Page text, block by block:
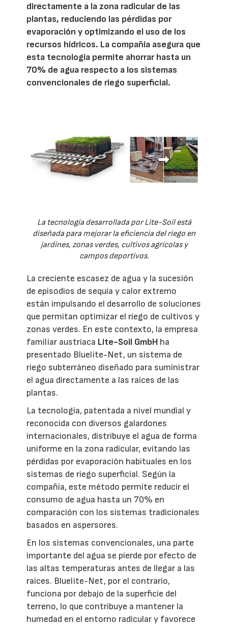
directamente a la zona radicular de las
plantas, reduciendo las pérdidas por
evaporación y optimizando el uso de los
recursos hídricos. La compañía asegura que
esta tecnología permite ahorrar hasta un
70% de agua respecto a los sistemas
convencionales de riego superficial.
La tecnología desarrollada por Lite-Soil está
diseñada para mejorar la eficiencia del riego en
jardines, zonas verdes, cultivos agrícolas y
campos deportivos.
La creciente escasez de agua y la sucesión
de episodios de sequía y calor extremo
están impulsando el desarrollo de soluciones
que permitan optimizar el riego de cultivos y
zonas verdes. En este contexto, la empresa
familiar austriaca Lite-Soil GmbH ha
presentado Bluelite-Net, un sistema de
riego subterráneo diseñado para suministrar
el agua directamente a las raíces de las
plantas.
La tecnología, patentada a nivel mundial y
reconocida con diversos galardones
internacionales, distribuye el agua de forma
uniforme en la zona radicular, evitando las
pérdidas por evaporación habituales en los
sistemas de riego superficial. Según la
compañía, este método permite reducir el
consumo de agua hasta un 70% en
comparación con los sistemas tradicionales
basados en aspersores.
En los sistemas convencionales, una parte
importante del agua se pierde por efecto de
las altas temperaturas antes de llegar a las
raíces. Bluelite-Net, por el contrario,
funciona por debajo de la superficie del
terreno, lo que contribuye a mantener la
humedad en el entorno radicular y favorece